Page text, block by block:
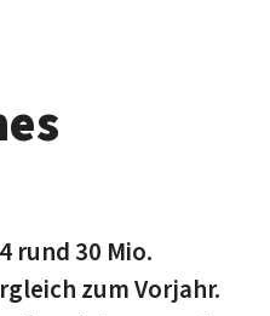
rund 30 Mio.
zum Vorjahr.